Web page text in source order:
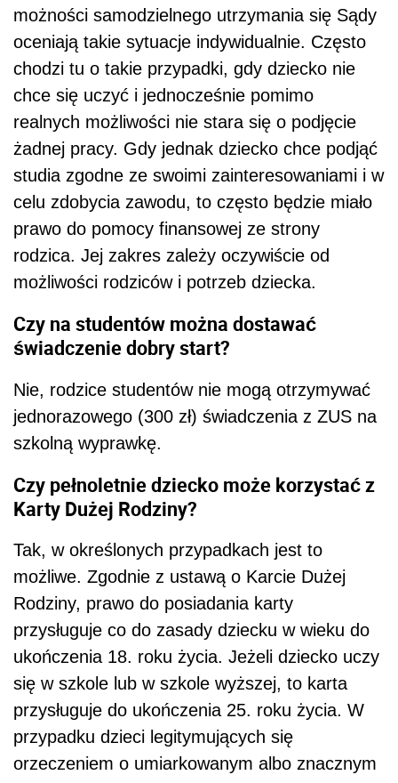
możności samodzielnego utrzymania się Sądy
oceniają takie sytuacje indywidualnie. Często
chodzi tu o takie przypadki, gdy dziecko nie
chce się uczyć i jednocześnie pomimo
realnych możliwości nie stara się o podjęcie
żadnej pracy. Gdy jednak dziecko chce podjąć
studia zgodne ze swoimi zainteresowaniami i w
celu zdobycia zawodu, to często będzie miało
prawo do pomocy finansowej ze strony
rodzica. Jej zakres zależy oczywiście od
możliwości rodziców i potrzeb dziecka.
Czy na studentów można dostawać
świadczenie dobry start?
Nie, rodzice studentów nie mogą otrzymywać
jednorazowego (300 zł) świadczenia z ZUS na
szkolną wyprawkę.
Czy pełnoletnie dziecko może korzystać z
Karty Dużej Rodziny?
Tak, w określonych przypadkach jest to
możliwe. Zgodnie z ustawą o Karcie Dużej
Rodziny, prawo do posiadania karty
przysługuje co do zasady dziecku w wieku do
ukończenia 18. roku życia. Jeżeli dziecko uczy
się w szkole lub w szkole wyższej, to karta
przysługuje do ukończenia 25. roku życia. W
przypadku dzieci legitymujących się
orzeczeniem o umiarkowanym albo znacznym